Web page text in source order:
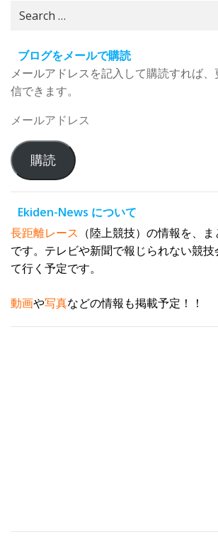
Search
ブログをメールで購読
メールアドレスを記入して購読すれば
信できます。
メ
ル
ア
ド
レ
ス
購読
Ekiden-News について
長距離レース （陸上競技）の情報を、
です。テレビや新聞で報じられない競
て行く予定です。
動画や写真などの情報も掲載予定！！